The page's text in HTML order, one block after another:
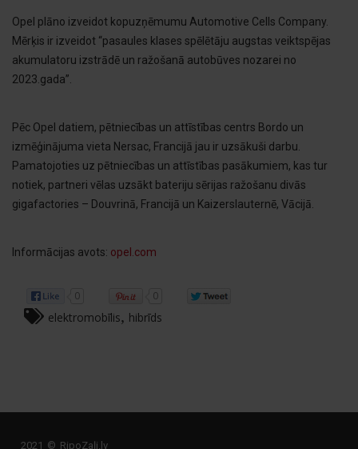
Opel plāno izveidot kopuzņēmumu Automotive Cells Company.
Mērķis ir izveidot “pasaules klases spēlētāju augstas veiktspējas
akumulatoru izstrādē un ražošanā autobūves nozarei no
2023.gada”.
Pēc Opel datiem, pētniecības un attīstības centrs Bordo un
izmēģinājuma vieta Nersac, Francijā jau ir uzsākuši darbu.
Pamatojoties uz pētniecības un attīstības pasākumiem, kas tur
notiek, partneri vēlas uzsākt bateriju sērijas ražošanu divās
gigafactories – Douvrinā, Francijā un Kaizerslauternē, Vācijā.
Informācijas avots: opel.com
0 0
elektromobīlis, hibrīds
2021 © RipoZaļi.lv